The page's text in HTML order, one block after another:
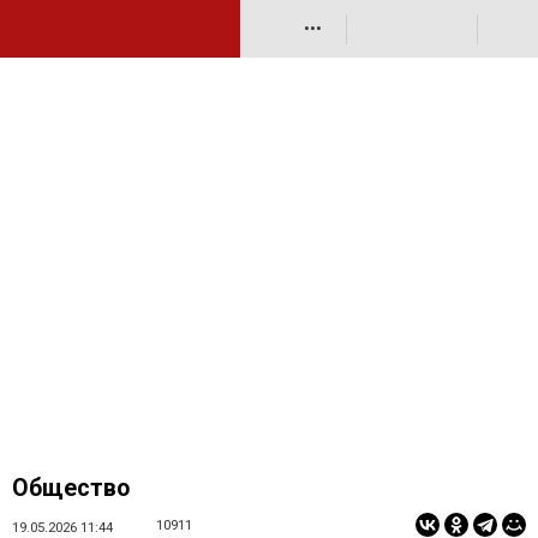
•••
Общество
19.05.2026 11:44 10911